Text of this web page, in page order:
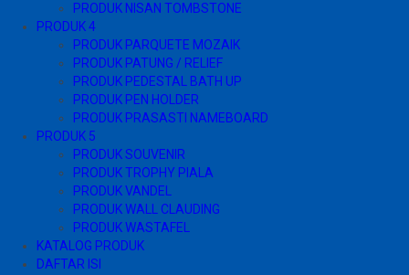
PRODUK NISAN TOMBSTONE
PRODUK 4
PRODUK PARQUETE MOZAIK
PRODUK PATUNG / RELIEF
PRODUK PEDESTAL BATH UP
PRODUK PEN HOLDER
PRODUK PRASASTI NAMEBOARD
PRODUK 5
PRODUK SOUVENIR
PRODUK TROPHY PIALA
PRODUK VANDEL
PRODUK WALL CLAUDING
PRODUK WASTAFEL
KATALOG PRODUK
DAFTAR ISI